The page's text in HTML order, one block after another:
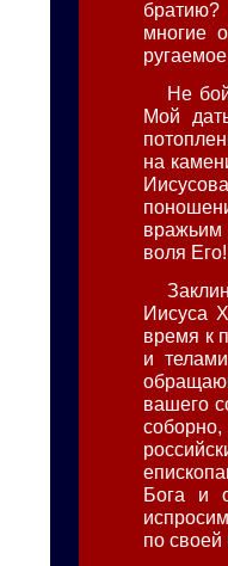
братию?
многие
Не
Мой
на
вражьим
воля Его!
Иисуса
время к
и
вашего
Бога и
по своей